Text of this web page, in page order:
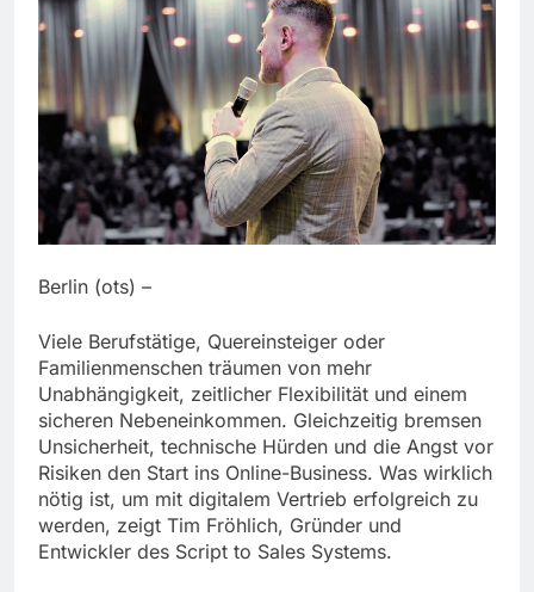
Berlin (ots) –
Viele Berufstätige, Quereinsteiger oder
Familienmenschen träumen von mehr
Unabhängigkeit, zeitlicher Flexibilität und einem
sicheren Nebeneinkommen. Gleichzeitig bremsen
Unsicherheit, technische Hürden und die Angst vor
Risiken den Start ins Online-Business. Was wirklich
nötig ist, um mit digitalem Vertrieb erfolgreich zu
werden, zeigt Tim Fröhlich, Gründer und
Entwickler des Script to Sales Systems.